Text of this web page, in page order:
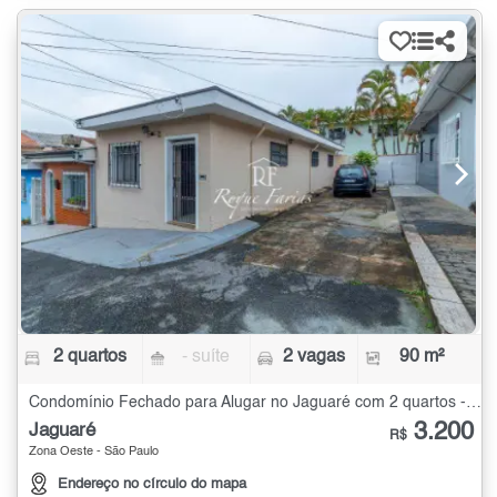
2 quartos - suíte 2 vagas 90 m²
Jaguaré
Zona Oeste - São Paulo
Endereço no círculo do mapa
R$ 3.200